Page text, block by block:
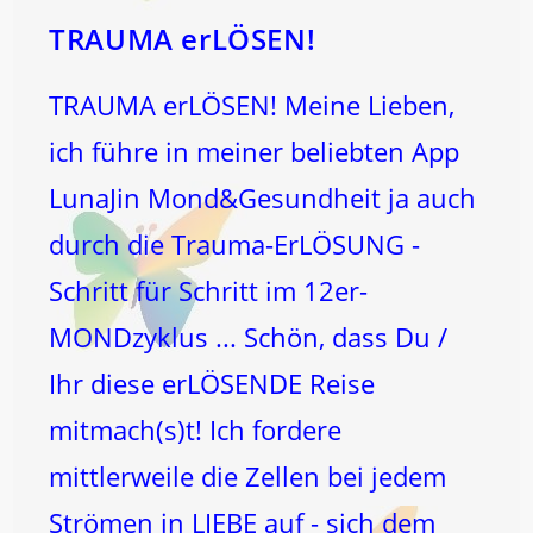
TRAUMA erLÖSEN!
TRAUMA erLÖSEN! Meine Lieben,
ich führe in meiner beliebten App
LunaJin Mond&Gesundheit ja auch
durch die Trauma-ErLÖSUNG -
Schritt für Schritt im 12er-
MONDzyklus ... Schön, dass Du /
Ihr diese erLÖSENDE Reise
mitmach(s)t! Ich fordere
mittlerweile die Zellen bei jedem
Strömen in LIEBE auf - sich dem